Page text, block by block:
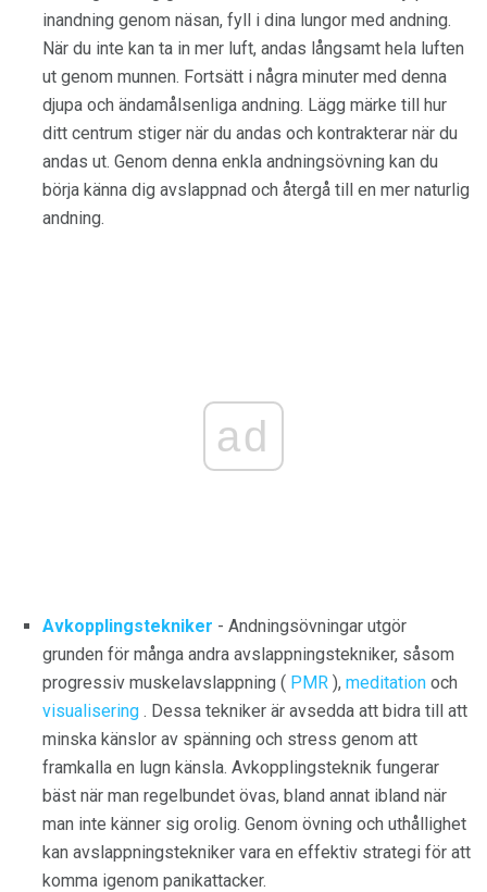
inandning genom näsan, fyll i dina lungor med andning.
När du inte kan ta in mer luft, andas långsamt hela luften
ut genom munnen. Fortsätt i några minuter med denna
djupa och ändamålsenliga andning. Lägg märke till hur
ditt centrum stiger när du andas och kontrakterar när du
andas ut. Genom denna enkla andningsövning kan du
börja känna dig avslappnad och återgå till en mer naturlig
andning.
ad
Avkopplingstekniker - Andningsövningar utgör
grunden för många andra avslappningstekniker, såsom
progressiv muskelavslappning ( PMR ), meditation och
visualisering . Dessa tekniker är avsedda att bidra till att
minska känslor av spänning och stress genom att
framkalla en lugn känsla. Avkopplingsteknik fungerar
bäst när man regelbundet övas, bland annat ibland när
man inte känner sig orolig. Genom övning och uthållighet
kan avslappningstekniker vara en effektiv strategi för att
komma igenom panikattacker.